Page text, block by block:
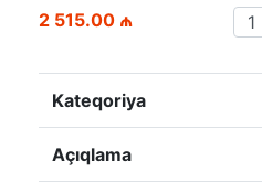
2 515.00 ₼
Kateqoriya
Açıqlama